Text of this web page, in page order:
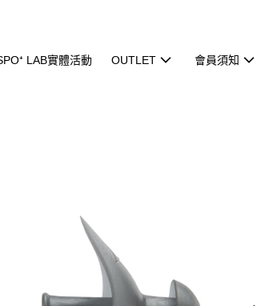
LAB實體活動 OUTLET 會員須知